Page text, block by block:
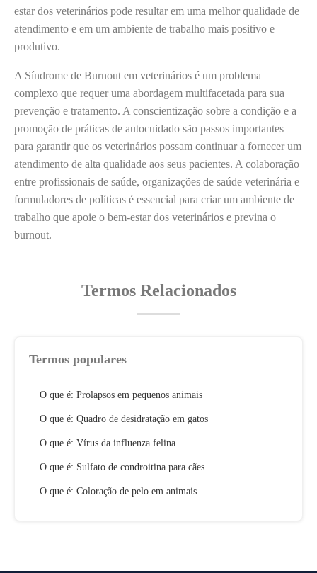
estar dos veterinários pode resultar em uma melhor qualidade de
atendimento e em um ambiente de trabalho mais positivo e
produtivo.
A Síndrome de Burnout em veterinários é um problema
complexo que requer uma abordagem multifacetada para sua
prevenção e tratamento. A conscientização sobre a condição e a
promoção de práticas de autocuidado são passos importantes
para garantir que os veterinários possam continuar a fornecer um
atendimento de alta qualidade aos seus pacientes. A colaboração
entre profissionais de saúde, organizações de saúde veterinária e
formuladores de políticas é essencial para criar um ambiente de
trabalho que apoie o bem-estar dos veterinários e previna o
burnout.
Termos Relacionados
Termos populares
O que é: Prolapsos em pequenos animais
O que é: Quadro de desidratação em gatos
O que é: Vírus da influenza felina
O que é: Sulfato de condroitina para cães
O que é: Coloração de pelo em animais